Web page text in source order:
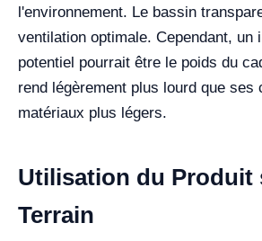
l'environnement. Le bassin
ventilation optimale. Cependant, un
potentiel pourrait être le poids du
rend légèrement plus lourd que ses
matériaux plus légers.
Utilisation du Produit
Terrain